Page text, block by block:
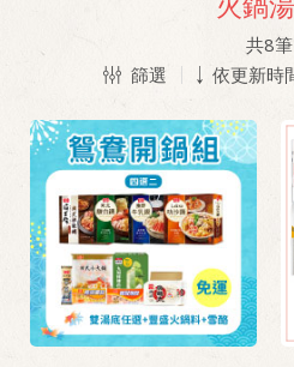
共8筆
篩選
依更新時